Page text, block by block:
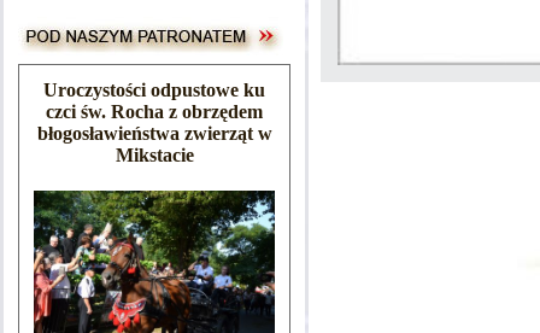
Uroczystości odpustowe ku
czci św. Rocha z obrzędem
błogosławieństwa zwierząt w
Mikstacie